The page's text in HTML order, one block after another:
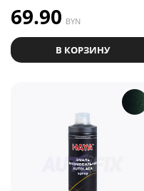
69.90 BYN
В КОРЗИНУ